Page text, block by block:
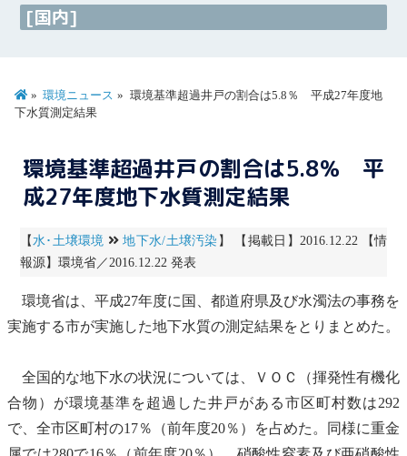
[国内]
環境ニュース
環境基準超過井戸の割合は5.8％ 平成27年度地
下水質測定結果
環境基準超過井戸の割合は5.8％ 平
成27年度地下水質測定結果
【水･土壌環境 地下水/土壌汚染 】 【掲載日】2016.12.22 【情
報源】環境省／2016.12.22 発表
環境省は、平成27年度に国、都道府県及び水濁法の事務を
実施する市が実施した地下水質の測定結果をとりまとめた。
全国的な地下水の状況については、ＶＯＣ（揮発性有機化
合物 ）が環境基準を超過した井戸がある市区町村数は292
で、全市区町村の17％（前年度20％）を占めた。同様に重金